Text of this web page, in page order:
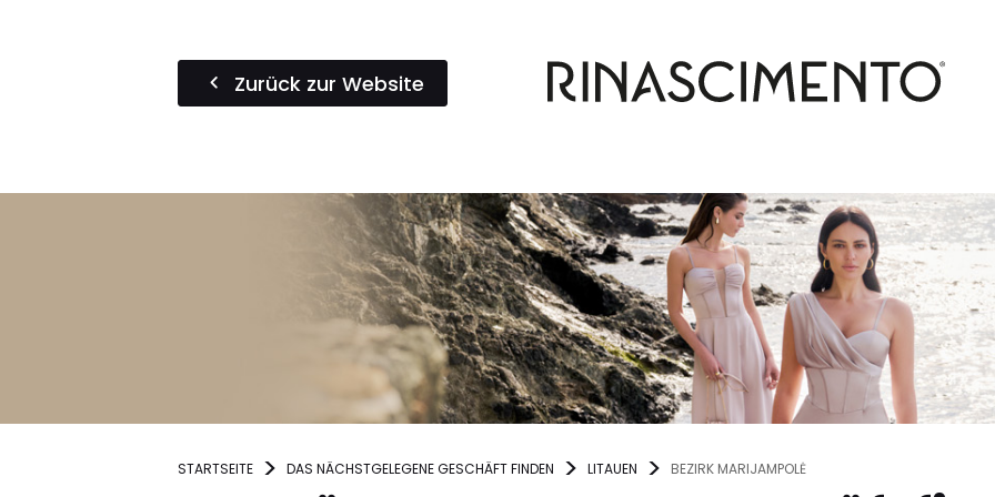
Zurück zur Website
STARTSEITE DAS NÄCHSTGELEGENE GESCHÄFT FINDEN LITAUEN BEZIRK MARIJAMPOLĖ